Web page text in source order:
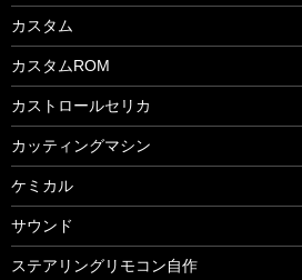
カスタム
カスタムROM
カストロールセリカ
カッティングマシン
ケミカル
サウンド
ステアリングリモコン自作